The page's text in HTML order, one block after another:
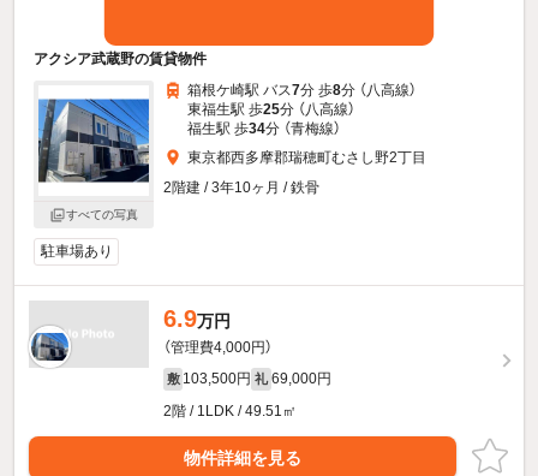
アクシア武蔵野の賃貸物件
すべての写真
箱根ケ崎駅 バス7分 歩8分 （八高線）
東福生駅 歩25分 （八高線）
福生駅 歩34分 （青梅線）
東京都西多摩郡瑞穂町むさし野2丁目
2階建 / 3年10ヶ月 / 鉄骨
駐車場あり
6.9万円
（管理費4,000円）
敷 103,500円 礼 69,000円
2階 / 1LDK / 49.51㎡
物件詳細を見る